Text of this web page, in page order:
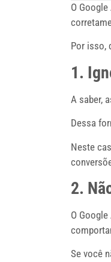
O
Por isso,
1.
A saber,
Dessa
Neste
2.
O
Se você